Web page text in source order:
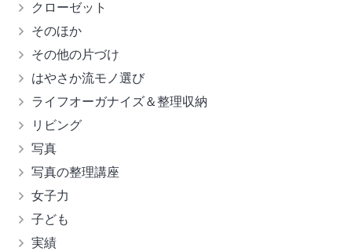
クローゼット
そのほか
その他の片づけ
はやさか流モノ選び
ライフオーガナイズ＆整理収納
リビング
写真
写真の整理講座
女子力
子ども
実績